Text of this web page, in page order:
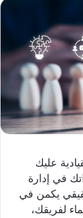
عليك
في إدارة
يكمن في
لفريقك،